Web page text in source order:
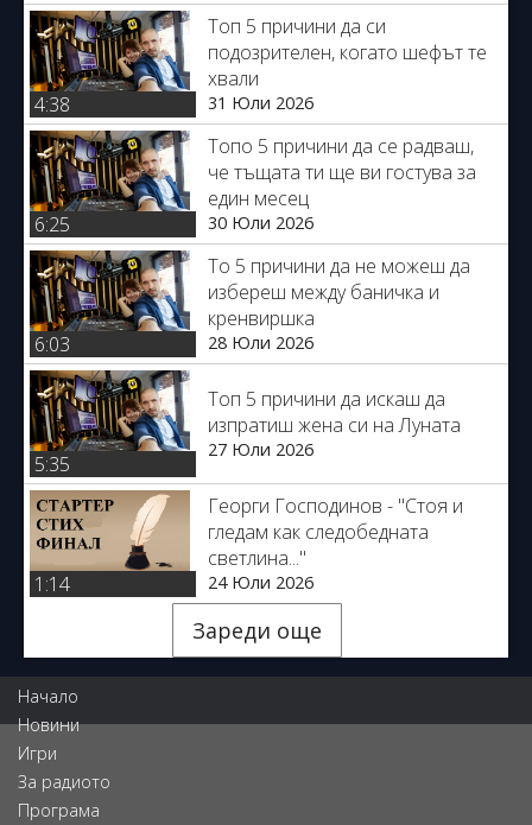
4:38
Топ 5 причини да си
подозрителен, когато шефът те
хвали
31 Юли 2026
6:25
Топо 5 причини да се радваш,
че тъщата ти ще ви гостува за
един месец
30 Юли 2026
6:03
То 5 причини да не можеш да
избереш между баничка и
кренвиршка
28 Юли 2026
5:35
Топ 5 причини да искаш да
изпратиш жена си на Луната
27 Юли 2026
1:14
Георги Господинов - "Стоя и
гледам как следобедната
светлина..."
24 Юли 2026
Зареди още
Начало
Новини
Игри
За радиото
Програма